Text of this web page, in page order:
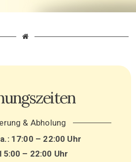
& Abholung
17:00 – 22:00 Uhr
– 22:00 Uhr